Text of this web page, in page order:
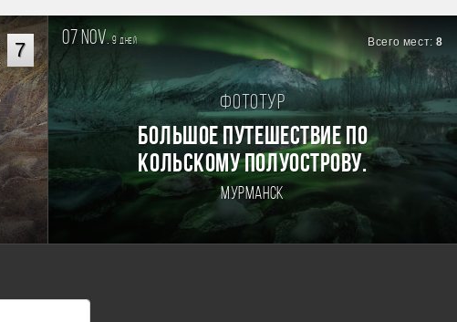
7 07 nov.9дней Всего мест:8
Фототур
БОЛЬШОЕ ПУТЕШЕСТВИЕ ПО
КОЛЬСКОМУ ПОЛУОСТРОВУ.
Мурманск